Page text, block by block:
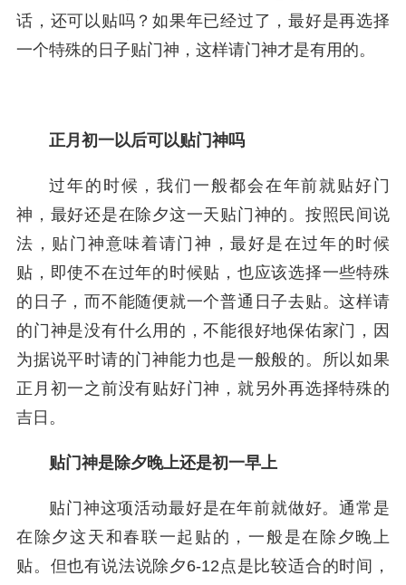
话，还可以贴吗？如果年已经过了，最好是再选择
一个特殊的日子贴门神，这样请门神才是有用的。
正月初一以后可以贴门神吗
过年的时候，我们一般都会在年前就贴好门
神，最好还是在除夕这一天贴门神的。按照民间说
法，贴门神意味着请门神，最好是在过年的时候
贴，即使不在过年的时候贴，也应该选择一些特殊
的日子，而不能随便就一个普通日子去贴。这样请
的门神是没有什么用的，不能很好地保佑家门，因
为据说平时请的门神能力也是一般般的。所以如果
正月初一之前没有贴好门神，就另外再选择特殊的
吉日。
贴门神是除夕晚上还是初一早上
贴门神这项活动最好是在年前就做好。通常是
在除夕这天和春联一起贴的，一般是在除夕晚上
贴。但也有说法说除夕6-12点是比较适合的时间，